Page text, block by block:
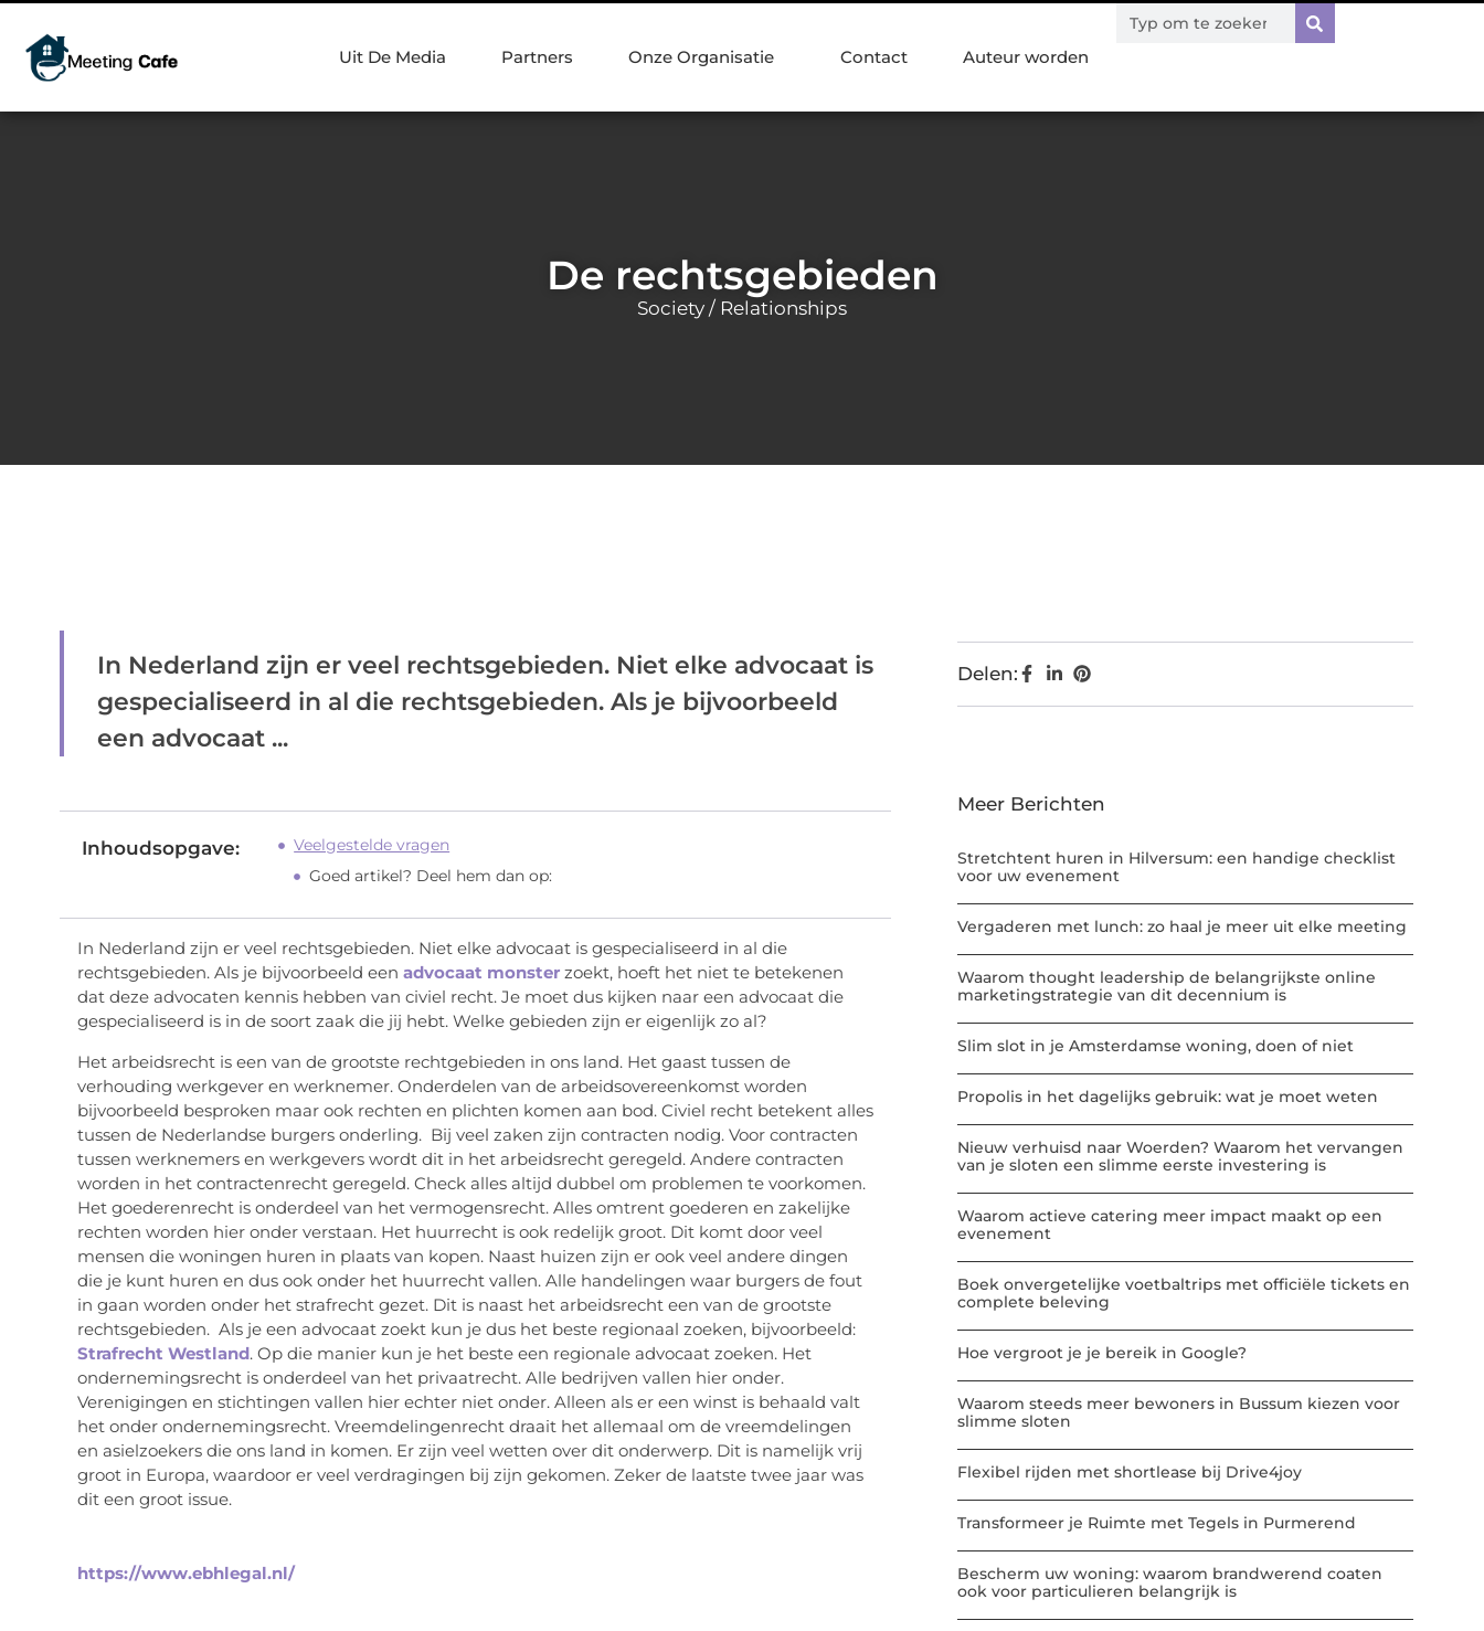
Uit De Media Partners Onze Organisatie Contact Auteur worden
De rechtsgebieden
Society / Relationships
In Nederland zijn er veel rechtsgebieden. Niet elke advocaat is
gespecialiseerd in al die rechtsgebieden. Als je bijvoorbeeld
een advocaat ...
Inhoudsopgave:
Veelgestelde vragen
Goed artikel? Deel hem dan op:
In Nederland zijn er veel rechtsgebieden. Niet elke advocaat is gespecialiseerd in al die
rechtsgebieden. Als je bijvoorbeeld een advocaat monsterzoekt, hoeft het niet te betekenen
dat deze advocaten kennis hebben van civiel recht. Je moet dus kijken naar een advocaat die
gespecialiseerd is in de soort zaak die jij hebt. Welke gebieden zijn er eigenlijk zo al?
Het arbeidsrecht is een van de grootste rechtgebieden in ons land. Het gaast tussen de
verhouding werkgever en werknemer. Onderdelen van de arbeidsovereenkomst worden
bijvoorbeeld besproken maar ook rechten en plichten komen aan bod. Civiel recht betekent alles
tussen de Nederlandse burgers onderling. Bij veel zaken zijn contracten nodig. Voor contracten
tussen werknemers en werkgevers wordt dit in het arbeidsrecht geregeld. Andere contracten
worden in het contractenrecht geregeld. Check alles altijd dubbel om problemen te voorkomen.
Het goederenrecht is onderdeel van het vermogensrecht. Alles omtrent goederen en zakelijke
rechten worden hier onder verstaan. Het huurrecht is ook redelijk groot. Dit komt door veel
mensen die woningen huren in plaats van kopen. Naast huizen zijn er ook veel andere dingen
die je kunt huren en dus ook onder het huurrecht vallen. Alle handelingen waar burgers de fout
in gaan worden onder het strafrecht gezet. Dit is naast het arbeidsrecht een van de grootste
rechtsgebieden. Als je een advocaat zoekt kun je dus het beste regionaal zoeken, bijvoorbeeld:
Strafrecht Westland. Op die manier kun je het beste een regionale advocaat zoeken. Het
ondernemingsrecht is onderdeel van het privaatrecht. Alle bedrijven vallen hier onder.
Verenigingen en stichtingen vallen hier echter niet onder. Alleen als er een winst is behaald valt
het onder ondernemingsrecht. Vreemdelingenrecht draait het allemaal om de vreemdelingen
en asielzoekers die ons land in komen. Er zijn veel wetten over dit onderwerp. Dit is namelijk vrij
groot in Europa, waardoor er veel verdragingen bij zijn gekomen. Zeker de laatste twee jaar was
dit een groot issue.
https://www.ebhlegal.nl/
Delen:
Meer Berichten
Stretchtent huren in Hilversum: een handige checklist
voor uw evenement
Vergaderen met lunch: zo haal je meer uit elke meeting
Waarom thought leadership de belangrijkste online
marketingstrategie van dit decennium is
Slim slot in je Amsterdamse woning, doen of niet
Propolis in het dagelijks gebruik: wat je moet weten
Nieuw verhuisd naar Woerden? Waarom het vervangen
van je sloten een slimme eerste investering is
Waarom actieve catering meer impact maakt op een
evenement
Boek onvergetelijke voetbaltrips met officiële tickets en
complete beleving
Hoe vergroot je je bereik in Google?
Waarom steeds meer bewoners in Bussum kiezen voor
slimme sloten
Flexibel rijden met shortlease bij Drive4joy
Transformeer je Ruimte met Tegels in Purmerend
Bescherm uw woning: waarom brandwerend coaten
ook voor particulieren belangrijk is